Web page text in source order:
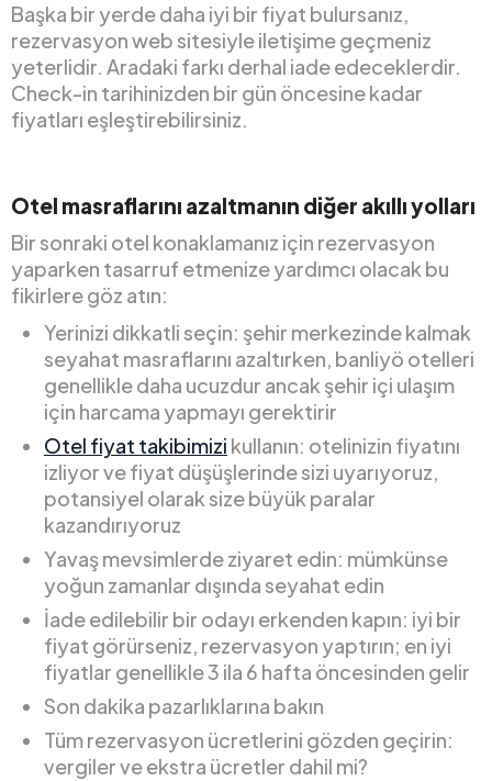
Başka bir yerde daha iyi bir fiyat bulursanız,
rezervasyon web sitesiyle iletişime geçmeniz
yeterlidir. Aradaki farkı derhal iade edeceklerdir.
Check-in tarihinizden bir gün öncesine kadar
fiyatları eşleştirebilirsiniz.
Otel masraflarını azaltmanın diğer akıllı yolları
Bir sonraki otel konaklamanız için rezervasyon
yaparken tasarruf etmenize yardımcı olacak bu
fikirlere göz atın:
Yerinizi dikkatli seçin: şehir merkezinde kalmak
seyahat masraflarını azaltırken, banliyö otelleri
genellikle daha ucuzdur ancak şehir içi ulaşım
için harcama yapmayı gerektirir
Otel fiyat takibimizi kullanın: otelinizin fiyatını
izliyor ve fiyat düşüşlerinde sizi uyarıyoruz,
potansiyel olarak size büyük paralar
kazandırıyoruz
Yavaş mevsimlerde ziyaret edin: mümkünse
yoğun zamanlar dışında seyahat edin
İade edilebilir bir odayı erkenden kapın: iyi bir
fiyat görürseniz, rezervasyon yaptırın; en iyi
fiyatlar genellikle 3 ila 6 hafta öncesinden gelir
Son dakika pazarlıklarına bakın
Tüm rezervasyon ücretlerini gözden geçirin:
vergiler ve ekstra ücretler dahil mi?